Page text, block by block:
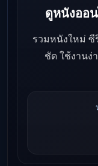
ดูหนังออ
รวมหนังใหม่ ซี
ชัด ใช้งานง่